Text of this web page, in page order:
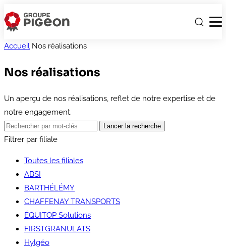
Accueil Nos réalisations
Nos réalisations
Un aperçu de nos réalisations, reflet de notre expertise et de
notre engagement.
Filtrer par filiale
Toutes les filiales
ABSI
BARTHÉLÉMY
CHAFFENAY TRANSPORTS
ÉQUITOP Solutions
FIRSTGRANULATS
Hylgéo